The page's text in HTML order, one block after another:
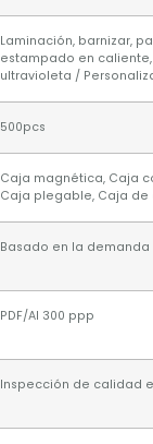
Laminación, barnizar,
estampado en
ultravioleta /
500pcs
Caja magnética, Caja
Caja plegable, Caja de
Basado en la
PDF/AI 300 ppp
Inspección de calidad